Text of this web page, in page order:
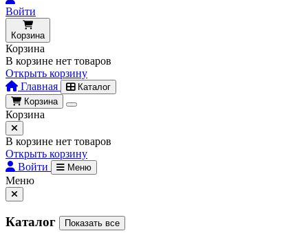
Войти
Корзина
Корзина
В корзине нет товаров
Открыть корзину
Главная
Каталог
Корзина
Корзина
В корзине нет товаров
Открыть корзину
Войти
Меню
Меню
Каталог Показать все